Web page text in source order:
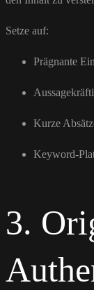
Setze auf:
Prägnante
Kurze
Keyword-
3.